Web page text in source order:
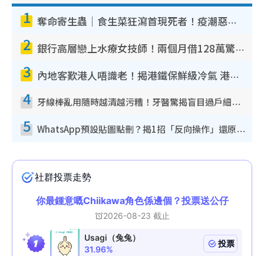
1 奪命寄生蟲｜食生菜狂瀉首現死者！疫潮惡化錄1.8萬宗病例 揭洗菜3大謬誤
2 銀行高層戀上水療女技師！兩個月借128萬驚覺「沉船」沉落火海 揭背後疑似邪教操控賣淫
3 內地客歎港人唔識老！揭港鐵保鮮級冷氣 港人求放過：咪投訴
4 牙線棒亂用隨時越清越污糟！牙醫驚揭盲目過戶細菌恐致蛀牙：呢種先係日常真保養
5 WhatsApp預設貼圖點刪？揭1招「反向操作」還原簡潔介面 附3步實測教學